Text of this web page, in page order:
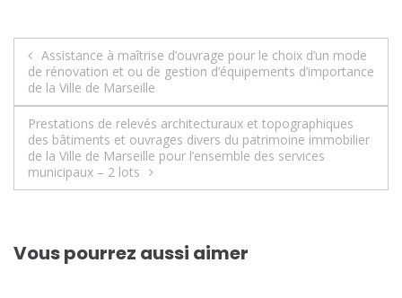
Navigation
de
l’article
Assistance à maîtrise d’ouvrage pour le choix d’un mode
de rénovation et ou de gestion d’équipements d’importance
de la Ville de Marseille
Prestations de relevés architecturaux et topographiques
des bâtiments et ouvrages divers du patrimoine immobilier
de la Ville de Marseille pour l’ensemble des services
municipaux – 2 lots
Vous pourrez aussi aimer